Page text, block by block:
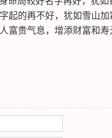
起的再不好，犹如雪山
富贵气息，增添财富和寿